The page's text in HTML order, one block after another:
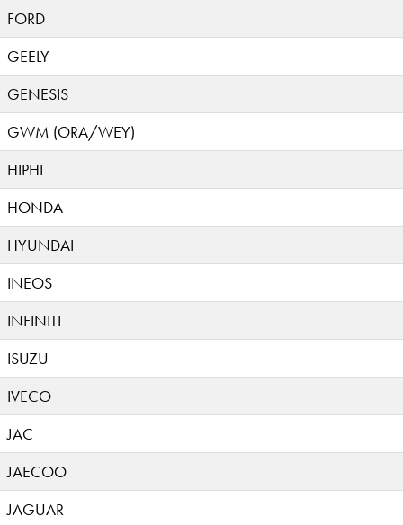
FORD
GEELY
GENESIS
GWM (ORA/WEY)
HIPHI
HONDA
HYUNDAI
INEOS
INFINITI
ISUZU
IVECO
JAC
JAECOO
JAGUAR